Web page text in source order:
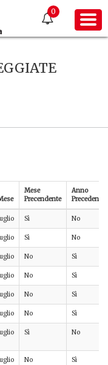
0
Mese
Precendente
Anno
Precedente
Sì No
Sì No
No Sì
No Sì
No Sì
No Sì
Sì No
No Sì